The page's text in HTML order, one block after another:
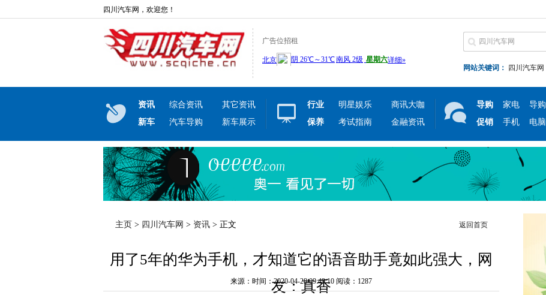
四川汽车网，欢迎您！
广告位招租
网站关键词： 四川汽车网
资讯 综合资讯
其它资讯
新车
汽车导购 新车展示
行业 明星娱乐
商讯大咖
保养
考试指南 金融资讯
导购 家电 导购
促销
手机 电脑
主页 > 四川汽车网 > 资讯 > 正文 返回首页
用了5年的华为手机，才知道它的语音助手竟如此强大，网
友：真香
来源：时间：2020-04-28 09:49:10 阅读：1287